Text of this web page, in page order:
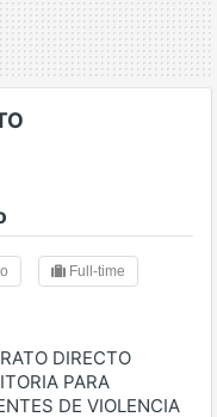
Full-time
DIRECTO
PARA
DE VIOLENCIA